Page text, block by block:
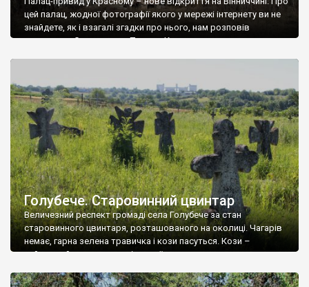
цей палац, жодної фотографії якого у мережі інтернету ви не
знайдете, як і взагалі згадки про нього, нам розповів
мешканець Самгородка. Палац у Красному вразив не лише
Голубече. Старовинний цвинтар
Величезний респект громаді села Голубече за стан
старовинного цвинтаря, розташованого на околиці. Чагарів
немає, гарна зелена травичка і кози пасуться. Кози –
найкращий регулятор шкідливої, для старих кладовищ,
бруньками, кози ті бруньки обгризають, бо то улюблений